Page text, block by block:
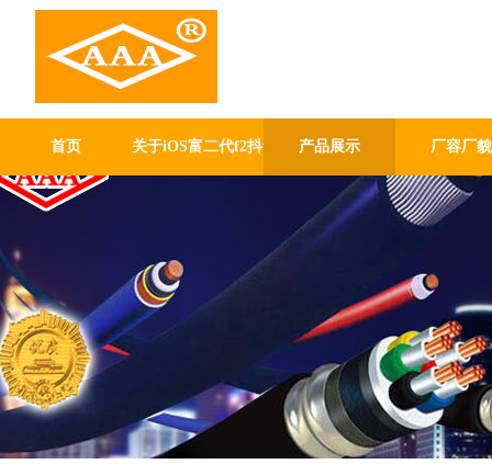
GUANG DONG GABLE
首页 关于iOS富二代f2抖音 产品展示 厂容厂貌